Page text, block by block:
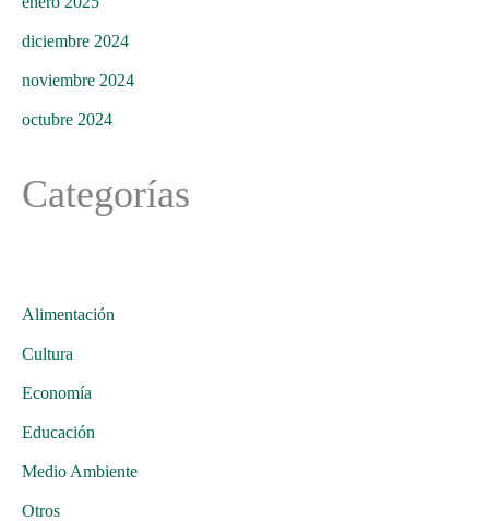
diciembre 2024
noviembre 2024
octubre 2024
Categorías
Alimentación
Cultura
Economía
Educación
Medio Ambiente
Otros